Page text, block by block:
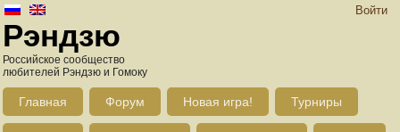
Войти
Рэндзю
Российское сообщество
любителей Рэндзю и Гомоку
Главная Форум Новая игра! Турниры